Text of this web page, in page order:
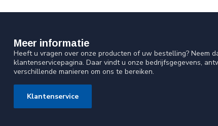
Meer informatie
Heeft u vragen over onze producten of uw bestelling? Neem
klantenservicepagina. Daar vindt u onze bedrijfsgegevens,
verschillende manieren om ons te bereiken.
Klantenservice